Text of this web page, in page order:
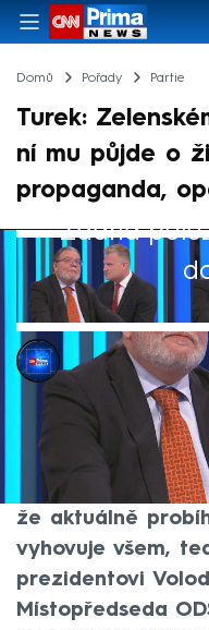
Domů Pořady Partie
Turek:
ní mu půjde o
propaganda,
Žádná
CNN Prima NEWS
24. srp 2025, 14:50
Europoslanec
Motoristy sobě) v
Tománkové na
že aktuálně
vyhovuje všem,
prezidentovi
Místopředseda